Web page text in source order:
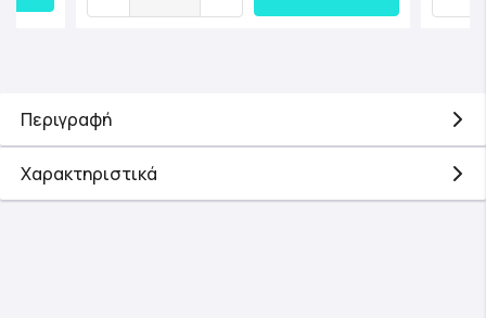
Περιγραφή
Χαρακτηριστικά